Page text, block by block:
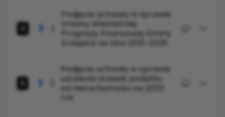
Podjęcie uchwały w sprawie
zmiany Wieloletniej
Prognozy Finansowej Gminy
Krzepice na lata 2019-2026
Podjęcie uchwały w sprawie
ustalenia stawek podatku
od nieruchomości na 2020
rok